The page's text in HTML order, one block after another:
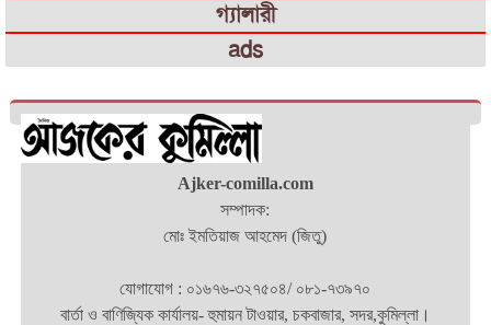
গ্যালারী
ads
Ajker-comilla.com
সম্পাদক:
মোঃ ইমতিয়াজ আহমেদ (জিতু)
যোগাযোগ : ০১৬৭৬-৩২৭৫০৪/ ০৮১-৭৩৯৭০
বার্তা ও বাণিজ্যিক কার্যালয়- হুমায়ন টাওয়ার, চকবাজার, সদর,কুমিল্লা।